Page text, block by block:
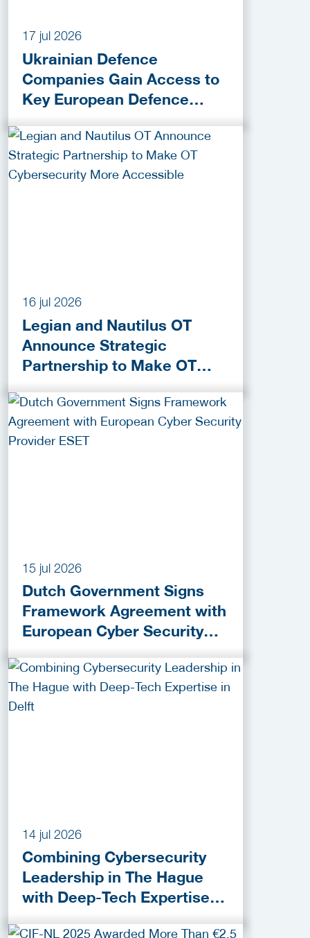
17 jul 2026
Ukrainian Defence
Companies Gain Access to
Key European Defence
16 jul 2026
Legian and Nautilus OT
Announce Strategic
Partnership to Make OT
Accessible
15 jul 2026
Dutch Government Signs
Framework Agreement with
European Cyber Security
14 jul 2026
Combining Cybersecurity
Leadership in The Hague
with Deep-Tech Expertise in